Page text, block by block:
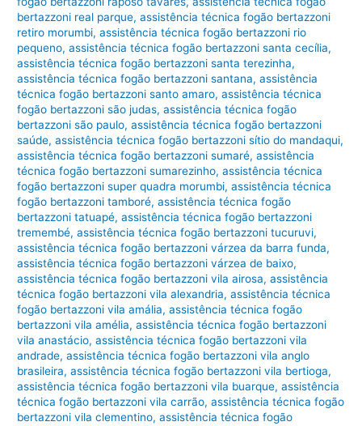
bertazzoni real parque,assistência técnica fogão bertazzoni
retiro morumbi,assistência técnica fogão bertazzoni rio
pequeno,assistência técnica fogão bertazzoni santa cecília,
assistência técnica fogão bertazzoni santa terezinha,
assistência técnica fogão bertazzoni santana,assistência
técnica fogão bertazzoni santo amaro,assistência técnica
fogão bertazzoni são judas,assistência técnica fogão
bertazzoni são paulo,assistência técnica fogão bertazzoni
saúde,assistência técnica fogão bertazzoni sítio do mandaqui,
assistência técnica fogão bertazzoni sumaré,assistência
técnica fogão bertazzoni sumarezinho,assistência técnica
fogão bertazzoni super quadra morumbi,assistência técnica
fogão bertazzoni tamboré,assistência técnica fogão
bertazzoni tatuapé,assistência técnica fogão bertazzoni
tremembé,assistência técnica fogão bertazzoni tucuruvi,
assistência técnica fogão bertazzoni várzea da barra funda,
assistência técnica fogão bertazzoni várzea de baixo,
assistência técnica fogão bertazzoni vila airosa,assistência
técnica fogão bertazzoni vila alexandria,assistência técnica
fogão bertazzoni vila amália,assistência técnica fogão
bertazzoni vila amélia,assistência técnica fogão bertazzoni
vila anastácio,assistência técnica fogão bertazzoni vila
andrade,assistência técnica fogão bertazzoni vila anglo
brasileira,assistência técnica fogão bertazzoni vila bertioga,
assistência técnica fogão bertazzoni vila buarque,assistência
técnica fogão bertazzoni vila carrão,assistência técnica fogão
bertazzoni vila clementino,assistência técnica fogão